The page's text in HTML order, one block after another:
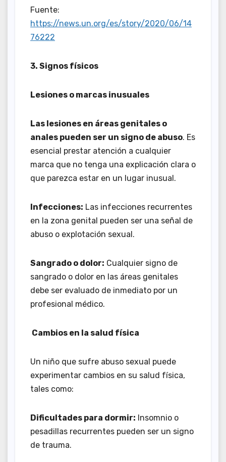
Fuente:
https://news.un.org/es/story/2020/06/14
76222
3. Signos físicos
Lesiones o marcas inusuales
Las lesiones en áreas genitales o
anales pueden ser un signo de abuso. Es
esencial prestar atención a cualquier
marca que no tenga una explicación clara o
que parezca estar en un lugar inusual.
Infecciones: Las infecciones recurrentes
en la zona genital pueden ser una señal de
abuso o explotación sexual.
Sangrado o dolor: Cualquier signo de
sangrado o dolor en las áreas genitales
debe ser evaluado de inmediato por un
profesional médico.
Cambios en la salud física
Un niño que sufre abuso sexual puede
experimentar cambios en su salud física,
tales como:
Dificultades para dormir: Insomnio o
pesadillas recurrentes pueden ser un signo
de trauma.